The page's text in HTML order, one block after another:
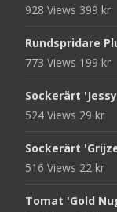
928 Views 399 kr
Rundspridare
773 Views 199 kr
Sockerärt
524 Views 29 kr
Sockerärt
516 Views 22 kr
Tomat 'Gold